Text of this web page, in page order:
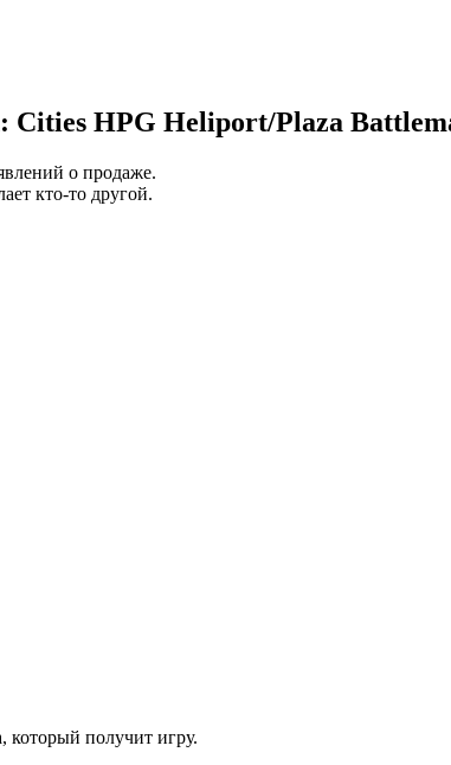
Cities HPG Heliport/Plaza
о продаже.
кто-то другой.
который получит игру.